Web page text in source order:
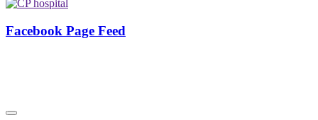
Facebook Page Feed